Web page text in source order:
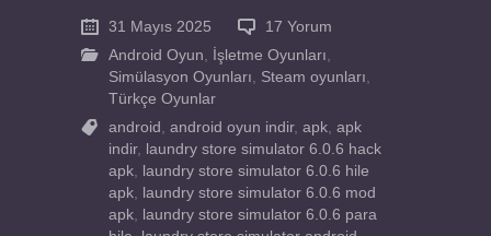
31 Mayıs 2025
17 Yorum
Android Oyun
İşletme Oyunları
Simülasyon Oyunları
Steam oyunları
Türkçe Oyunlar
android android oyun indir, apk apk
indir, laundry store simulator 6.0.6 hack
apk laundry store simulator 6.0.6 hile
apk laundry store simulator 6.0.6 mod
apk laundry store simulator 6.0.6 para